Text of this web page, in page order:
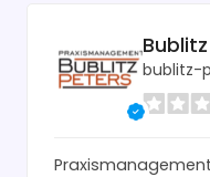
bublitz-